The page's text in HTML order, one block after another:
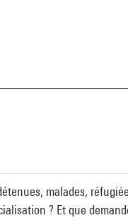
malades,
? Et que